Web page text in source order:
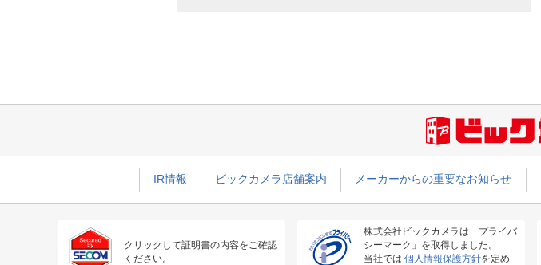
IR情報 ビックカメラ店舗案内 メーカーからの重要なお知らせ
クリックして証明書の内容をご確認
ください。
株式会社ビックカメラは「プライバ
シーマーク」を取得しました。
当社では 個人情報保護方針を定め